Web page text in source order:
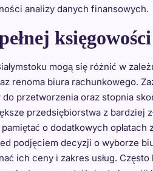
analizy danych finansowych.
mogą się różnić w
renoma biura rachunkowego.
przetworzenia oraz stopnia
przedsiębiorstwa z bardziej
o dodatkowych opłatach
podjęciem decyzji o wyborze
ich ceny i zakres usług.